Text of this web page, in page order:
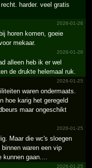
harder. veel gratis
2026-01-26
horen komen, goeie
mekaar.
2026-01-26
alleen heb ik er wel
de drukte helemaal ruk.
2026-01-25
waren ondermaats.
hoe karig het geregeld
maar ongeschikt
2026-01-25
Maar die wc's sloegen
waren een vip
kunnen gaan....
2026-01-25